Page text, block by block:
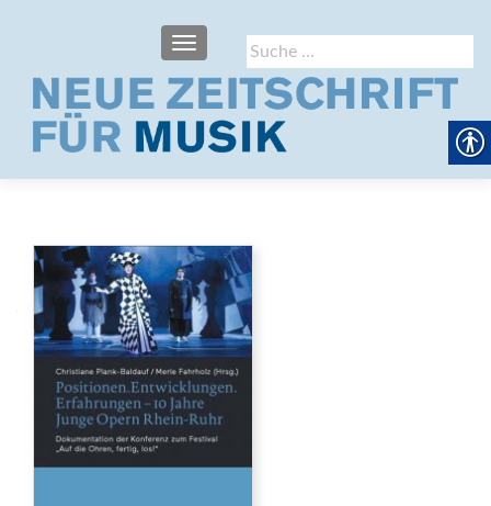
Suche
nach:
SCHALTE NAVIGATION